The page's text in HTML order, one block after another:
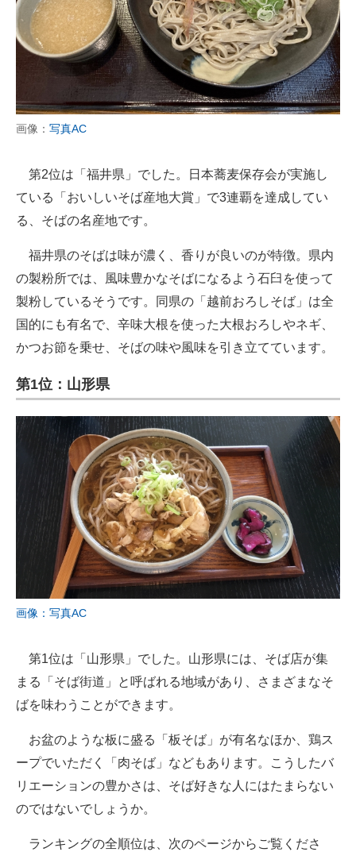
画像： 写真AC
第2位は「福井県」でした。日本蕎麦保存会が実施し
ている「おいしいそば産地大賞」で3連覇を達成してい
る、そばの名産地です。
福井県のそばは味が濃く、香りが良いのが特徴。県内
の製粉所では、風味豊かなそばになるよう石臼を使って
製粉しているそうです。同県の「越前おろしそば」は全
国的にも有名で、辛味大根を使った大根おろしやネギ、
かつお節を乗せ、そばの味や風味を引き立てています。
第1位：山形県
画像：写真AC
第1位は「山形県」でした。山形県には、そば店が集
まる「そば街道」と呼ばれる地域があり、さまざまなそ
ばを味わうことができます。
お盆のような板に盛る「板そば」が有名なほか、鶏ス
ープでいただく「肉そば」などもあります。こうしたバ
リエーションの豊かさは、そば好きな人にはたまらない
のではないでしょうか。
ランキングの全順位は、次のページからご覧くださ